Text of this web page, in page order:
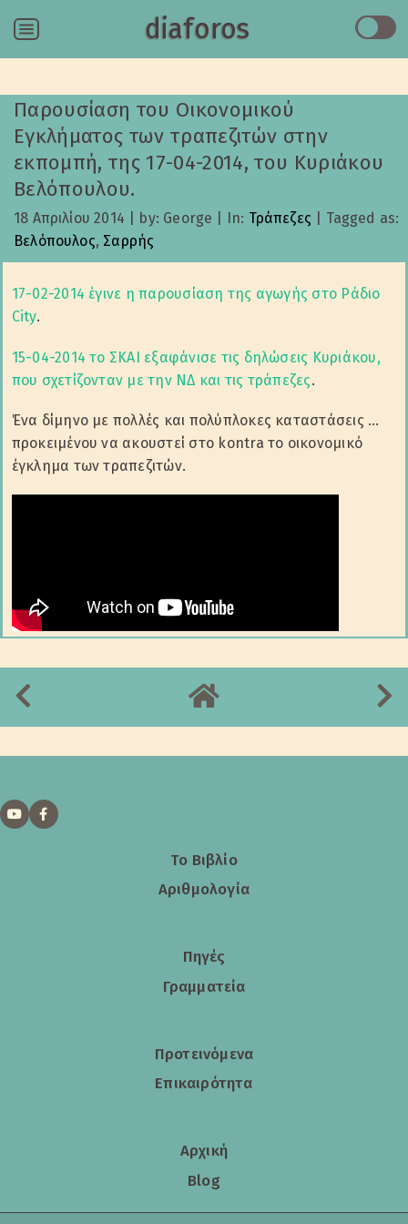
Menu diaforos
Παρουσίαση του Οικονομικού
Εγκλήματος των τραπεζιτών στην
εκπομπή, της 17-04-2014, του Κυριάκου
Βελόπουλου.
18 Απριλίου 2014 by: George In: Τράπεζες
Tagged as:
Βελόπουλος, Σαρρής
17-02-2014 έγινε η παρουσίαση της αγωγής στο Ράδιο
City.
15-04-2014 το ΣΚΑΙ εξαφάνισε τις δηλώσεις Κυριάκου,
που σχετίζονταν με την ΝΔ και τις τράπεζες.
Ένα δίμηνο με πολλές και πολύπλοκες καταστάσεις …
προκειμένου να ακουστεί στο kontra το οικονομικό
έγκλημα των τραπεζιτών.
Το Βιβλίο
Αριθμολογία
Πηγές
Γραμματεία
Προτεινόμενα
Επικαιρότητα
Αρχική
Blog